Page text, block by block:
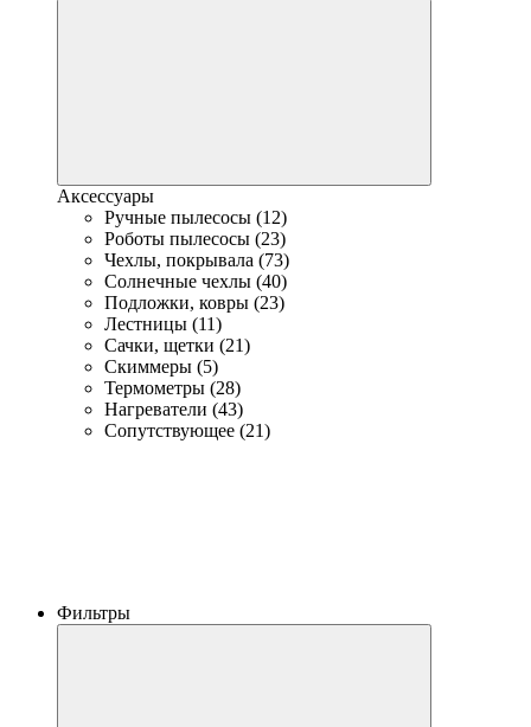
Аксессуары
Ручные пылесосы (12)
Роботы пылесосы (23)
Чехлы, покрывала (73)
Солнечные чехлы (40)
Подложки, ковры (23)
Лестницы (11)
Сачки, щетки (21)
Скиммеры (5)
Термометры (28)
Нагреватели (43)
Сопутствующее (21)
Фильтры